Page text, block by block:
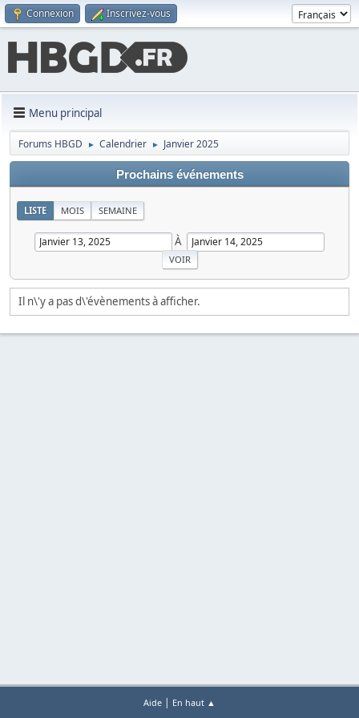
Connexion Inscrivez-vous
Menu principal
Forums HBGD ► Calendrier ► Janvier 2025
Prochains événements
LISTE MOIS SEMAINE
À
Il n\'y a pas d\'évènements à afficher.
Aide | En haut ▲